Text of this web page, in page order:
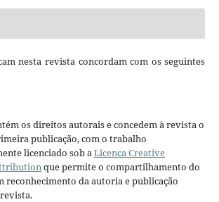
nesta revista concordam com os seguintes
os direitos autorais e concedem à revista o
publicação, com o trabalho
licenciado sob aLicença Creative
que permite o compartilhamento do
reconhecimento da autoria e publicação